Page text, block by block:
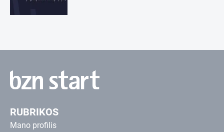
RUBRIKOS
Mano profilis